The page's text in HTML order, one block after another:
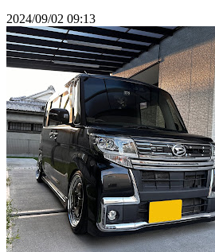
2024/09/02 09:13